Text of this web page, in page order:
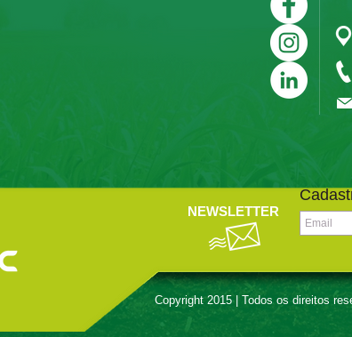
NEWSLETTER
Copyright 2015 | Todos os direitos